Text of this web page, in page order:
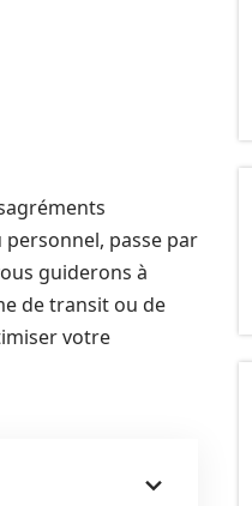
personnel, passe par
guiderons à
de transit ou de
votre